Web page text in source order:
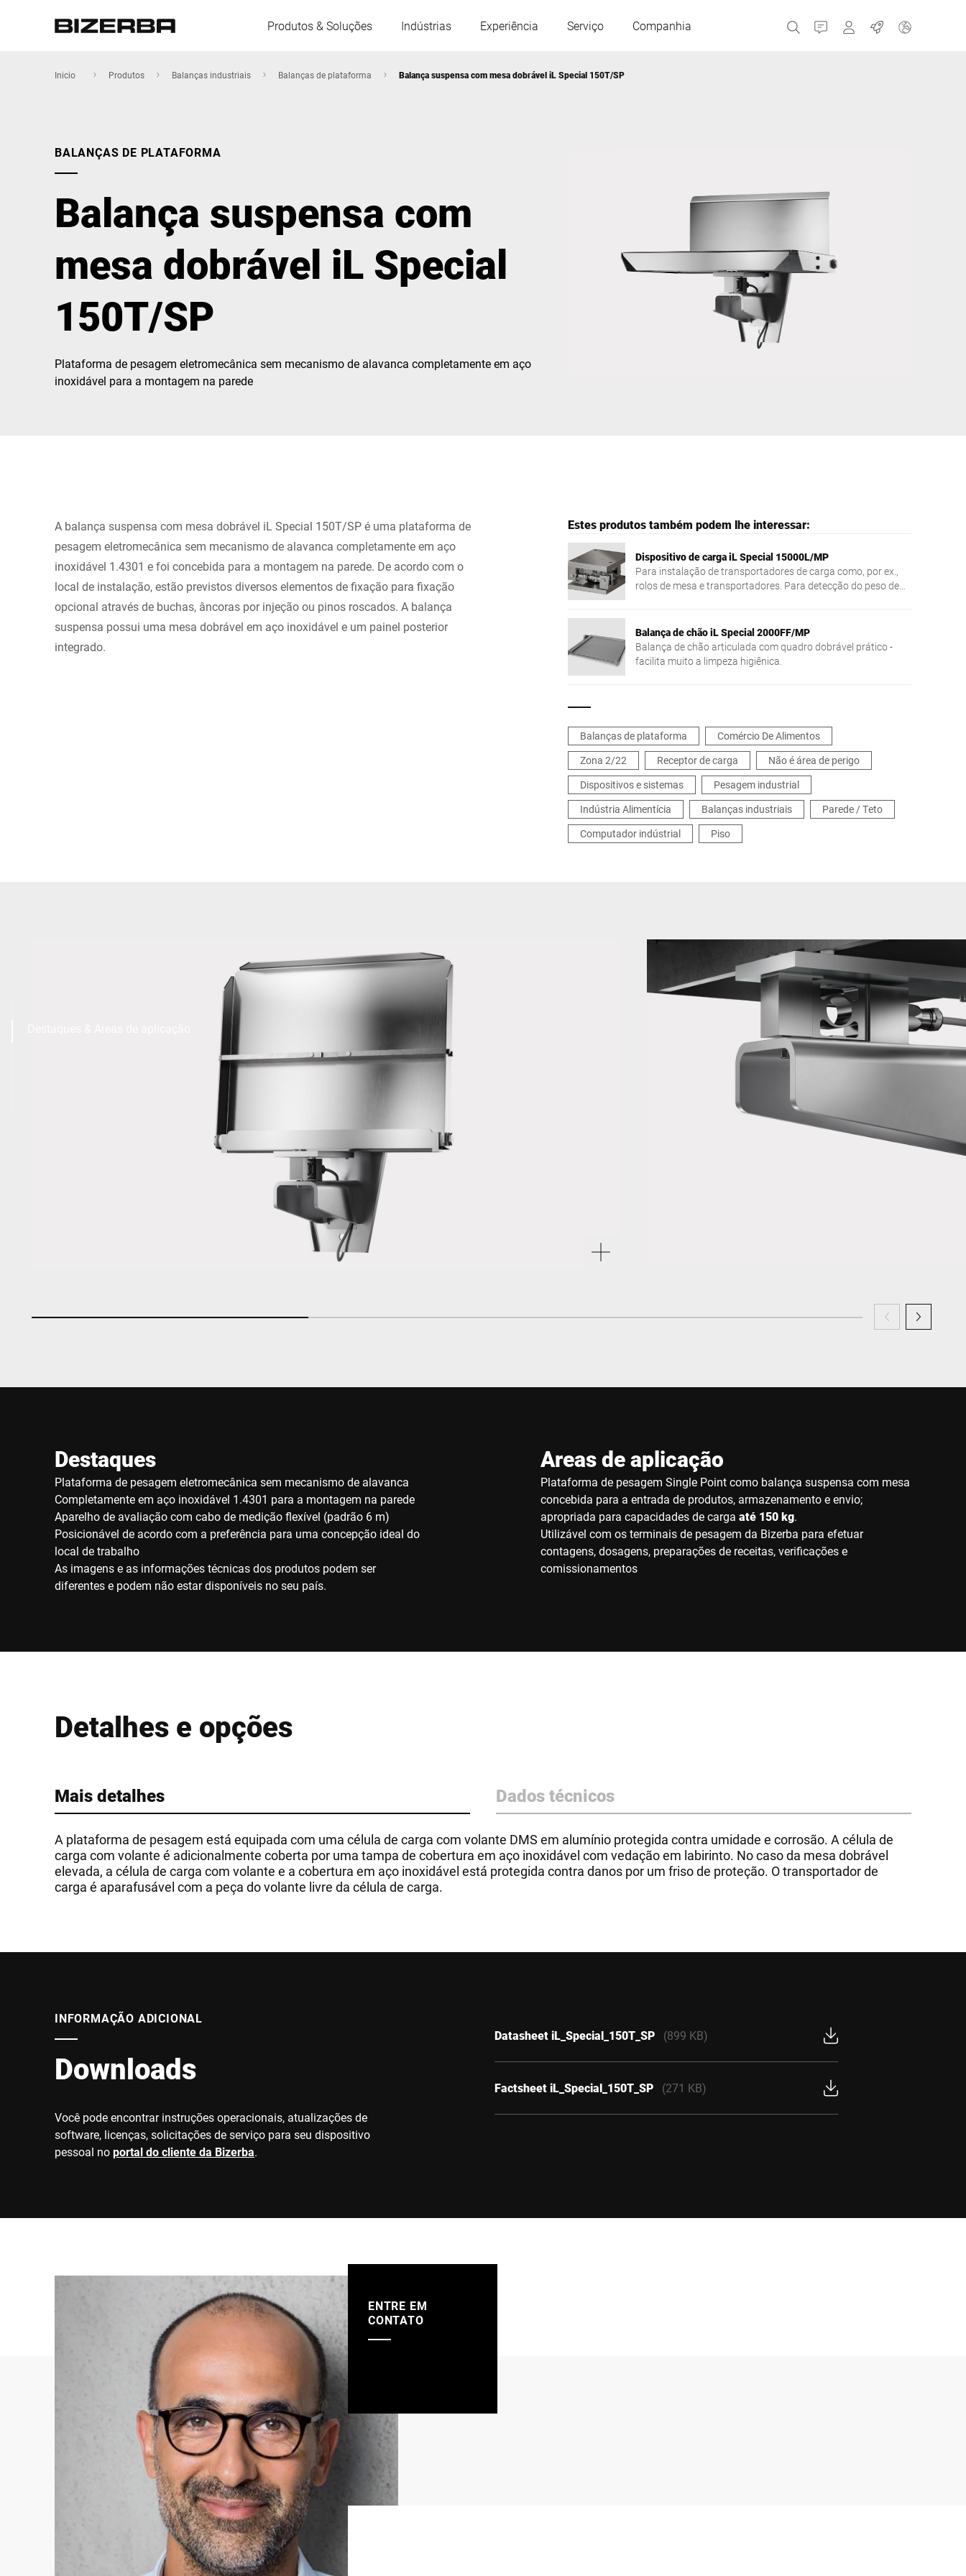
Produtos & Soluções Indústrias Experiência Serviço Companhia Contato MyBizerbaEmpregos
Hungria
Polônia Rússia
América
Ásia
Austrália
África
Site global
Inicio Produtos Balanças industriais Balanças de plataforma Balança suspensa com mesa dobrável iL Special 150T/SP
BALANÇAS DE PLATAFORMA
Balança suspensa com
mesa dobrável iL Special
150T/SP
Plataforma de pesagem eletromecânica sem mecanismo de alavanca completamente em aço
inoxidável para a montagem na parede
A balança suspensa com mesa dobrável iL Special 150T/SP é uma plataforma de
pesagem eletromecânica sem mecanismo de alavanca completamente em aço
inoxidável 1.4301 e foi concebida para a montagem na parede. De acordo com o
local de instalação, estão previstos diversos elementos de fixação para fixação
opcional através de buchas, âncoras por injeção ou pinos roscados. A balança
suspensa possui uma mesa dobrável em aço inoxidável e um painel posterior
integrado.
Estes produtos também podem lhe interessar:
Dispositivo de carga iL Special 15000L/MP
Para instalação de transportadores de carga como, por ex.,
rolos de mesa e transportadores. Para detecção do peso de
Balança de chão iL Special 2000FF/MP
Balança de chão articulada com quadro dobrável prático -
facilita muito a limpeza higiênica.
Balanças de plataforma
Comércio De Alimentos
Zona 2/22
Receptor de carga
Não é área de perigo
Dispositivos e sistemas
Pesagem industrial
Indústria Alimentícia
Balanças industriais
Parede / Teto
Computador indústrial
Piso
Destaques
Plataforma de pesagem eletromecânica sem mecanismo de alavanca
Completamente em aço inoxidável 1.4301 para a montagem na parede
Aparelho de avaliação com cabo de medição flexível (padrão 6 m)
Posicionável de acordo com a preferência para uma concepção ideal do
local de trabalho
As imagens e as informações técnicas dos produtos podem ser
diferentes e podem não estar disponíveis no seu país.
Areas de aplicação
Plataforma de pesagem Single Point como balança suspensa com mesa
concebida para a entrada de produtos, armazenamento e envio;
apropriada para capacidades de carga até 150 kg.
Utilizável com os terminais de pesagem da Bizerba para efetuar
contagens, dosagens, preparações de receitas, verificações e
comissionamentos
Detalhes e opções
Mais detalhes Dados técnicos
A plataforma de pesagem está equipada com uma célula de carga com volante DMS em alumínio protegida contra umidade e corrosão. A célula de
carga com volante é adicionalmente coberta por uma tampa de cobertura em aço inoxidável com vedação em labirinto. No caso da mesa dobrável
elevada, a célula de carga com volante e a cobertura em aço inoxidável está protegida contra danos por um friso de proteção. O transportador de
carga é aparafusável com a peça do volante livre da célula de carga.
INFORMAÇÃO ADICIONAL
Downloads
Você pode encontrar instruções operacionais, atualizações de
software, licenças, solicitações de serviço para seu dispositivo
pessoal noportal do cliente da Bizerba.
Datasheet iL_Special_150T_SP (899 KB)
Factsheet iL_Special_150T_SP (271 KB)
ENTRE EM
CONTATO